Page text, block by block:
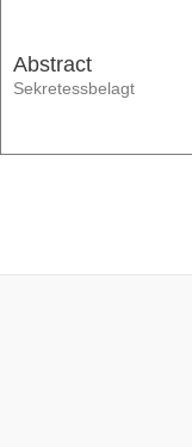
Abstract
Sekretessbelagt